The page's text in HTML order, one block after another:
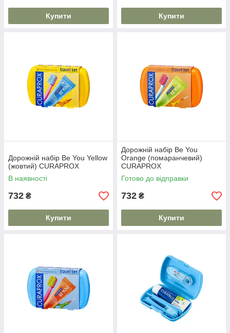
Купити Купити
Дорожній набір Be You Yellow
(жовтий) CURAPROX
В наявності
732 ₴
Купити
Дорожній набір Be You
Orange (помаранчевий)
CURAPROX
Готово до відправки
732 ₴
Купити